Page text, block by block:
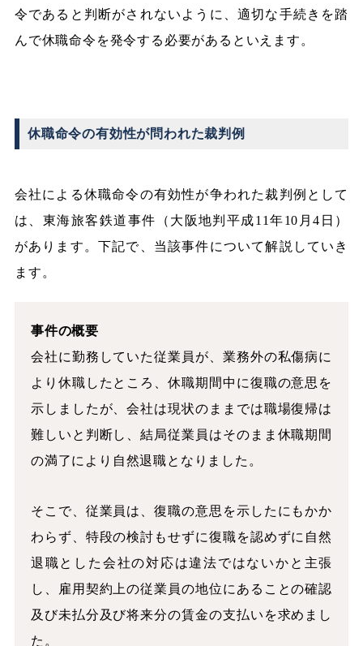
令であると判断がされないように、適切な手続きを踏
んで休職命令を発令する必要があるといえます。
休職命令の有効性が問われた裁判例
会社による休職命令の有効性が争われた裁判例として
は、東海旅客鉄道事件（大阪地判平成11年10月4日）
があります。下記で、当該事件について解説していき
ます。
事件の概要
会社に勤務していた従業員が、業務外の私傷病に
より休職したところ、休職期間中に復職の意思を
示しましたが、会社は現状のままでは職場復帰は
難しいと判断し、結局従業員はそのまま休職期間
の満了により自然退職となりました。
そこで、従業員は、復職の意思を示したにもかか
わらず、特段の検討もせずに復職を認めずに自然
退職とした会社の対応は違法ではないかと主張
し、雇用契約上の従業員の地位にあることの確認
及び未払分及び将来分の賃金の支払いを求めまし
た。